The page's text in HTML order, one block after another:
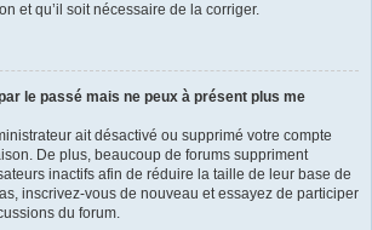
et qu’il soit nécessaire de la corriger.
le passé mais ne peux à présent plus me
ait désactivé ou supprimé votre compte
De plus, beaucoup de forums suppriment
inactifs afin de réduire la taille de leur base de
inscrivez-vous de nouveau et essayez de participer
du forum.